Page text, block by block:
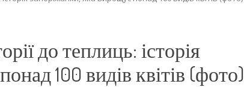
до теплиць: історія
100 видів квітів (фото)